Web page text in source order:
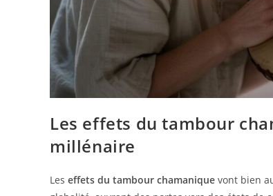
Les effets du tambour
millénaire
Les effets du tambour chamanique vont bien